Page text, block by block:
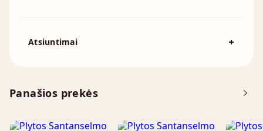
Panašios prekės
Atsiuntimai